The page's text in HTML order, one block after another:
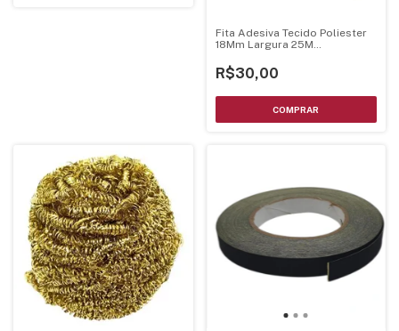
Fita Adesiva Tecido Poliester
18Mm Largura 25M
Eletronica
R$30,00